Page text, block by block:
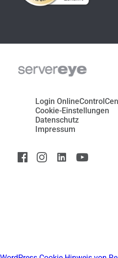
Login
Cookie-Einstellungen
Datenschutz
Impressum